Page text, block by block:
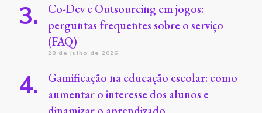
Co-Dev e Outsourcing em jogos:
perguntas frequentes sobre o serviço
(FAQ)
28 de julho de 2026
Gamificação na educação escolar: como
aumentar o interesse dos alunos e